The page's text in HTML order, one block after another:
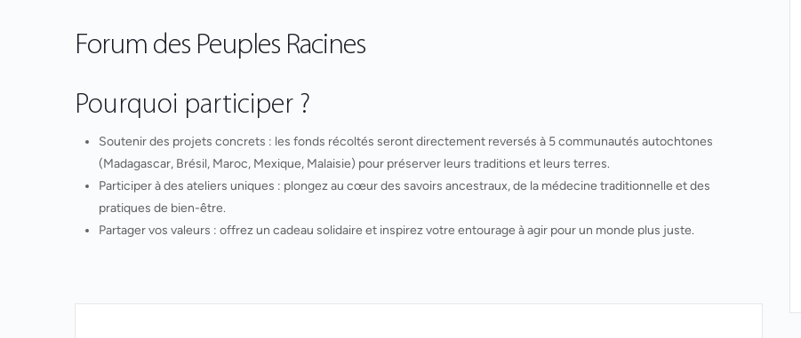
Forum des Peuples Racines
Pourquoi participer ?
Soutenir des projets concrets : les fonds récoltés seront directement reversés à 5 communautés autochtones
(Madagascar, Brésil, Maroc, Mexique, Malaisie) pour préserver leurs traditions et leurs terres.
Participer à des ateliers uniques : plongez au cœur des savoirs ancestraux, de la médecine traditionnelle et des
pratiques de bien-être.
Partager vos valeurs : offrez un cadeau solidaire et inspirez votre entourage à agir pour un monde plus juste.